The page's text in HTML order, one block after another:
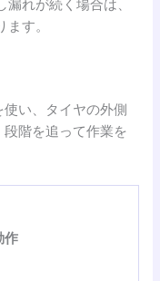
れが続く場合は、
す。
い、タイヤの外側
階を追って作業を
作